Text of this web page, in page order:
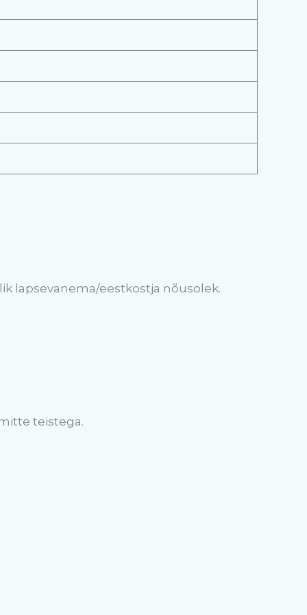
lapsevanema/eestkostja nõusolek.
teistega.